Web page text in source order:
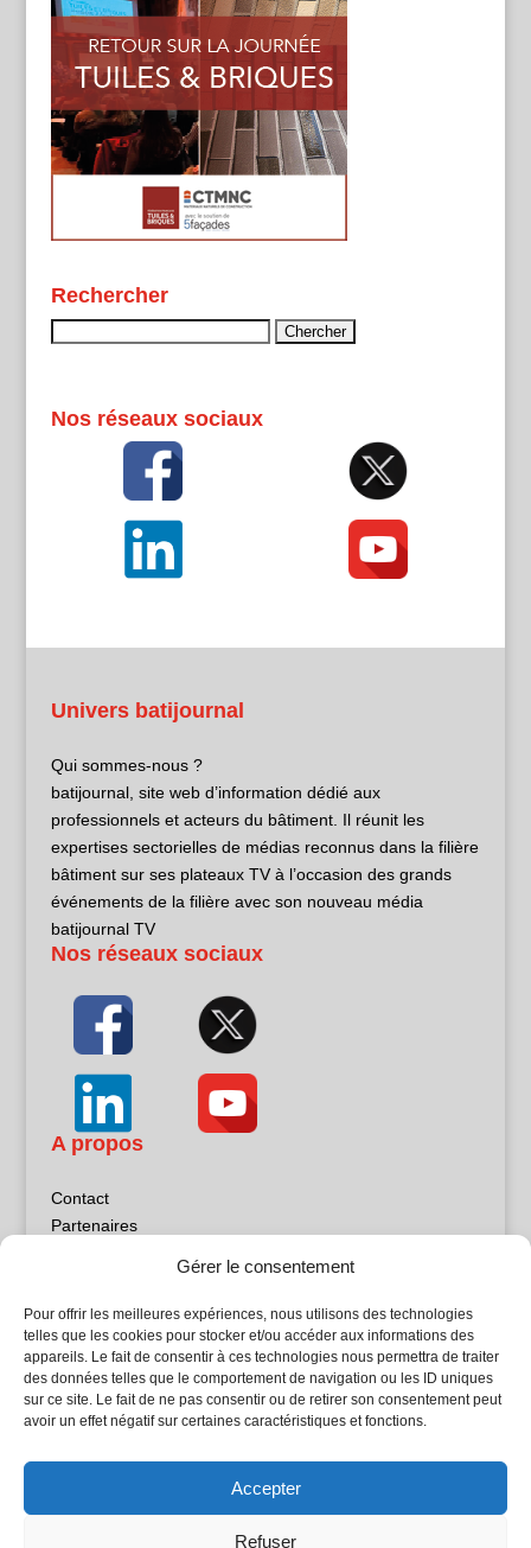
Gérer le consentement
Pour offrir les meilleures expériences, nous utilisons des technologies
telles que les cookies pour stocker et/ou accéder aux informations des
appareils. Le fait de consentir à ces technologies nous permettra de traiter
des données telles que le comportement de navigation ou les ID uniques
sur ce site. Le fait de ne pas consentir ou de retirer son consentement peut
avoir un effet négatif sur certaines caractéristiques et fonctions.
Accepter
Refuser
Rechercher
Nos réseaux sociaux
Univers batijournal
Qui sommes-nous ?
batijournal, site web d’information dédié aux
professionnels et acteurs du bâtiment. Il réunit les
expertises sectorielles de médias reconnus dans la filière
bâtiment sur ses plateaux TV à l’occasion des grands
événements de la filière avec son nouveau média
batijournal TV
Nos réseaux sociaux
A propos
Contact
Partenaires
Politique de confidentialité
Sites partenaires
5Façades
Atrium Patrimoine